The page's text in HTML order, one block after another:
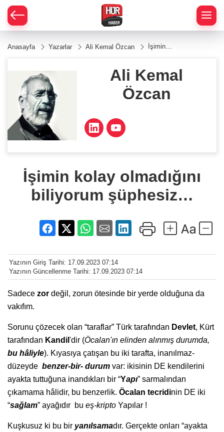
Anasayfa Yazarlar Ali Kemal Özcan
İşimin
şüphesiz…
Ali Kemal
Özcan
İşimin kolay olmadığını
biliyorum şüphesiz…
Yazının Giriş Tarihi: 17.09.2023 07:14
Yazının Güncellenme Tarihi: 17.09.2023 07:14
Sadece zor değil, zorun ötesinde bir yerde olduğuna da
vakıfım.
Sorunu çözecek olan “taraflar” Türk tarafından Devlet, Kürt
tarafından Kandil 'dir (Öcalan'ın elinden alınmış durumda,
bu hâliyle). Kıyasıya çatışan bu iki tarafta, inanılmaz-
düzeyde benzer-bir- durum var: ikisinin DE kendilerini
ayakta tuttuğuna inandıkları bir “Yapı” sarmalından
çıkamama hâlidir, bu benzerlik. Öcalan tecridinin DE iki
“sağlam” ayağıdır bu eş-kripto Yapılar !
Kuşkusuz ki bu bir yanılsamadır. Gerçekte onları “ayakta